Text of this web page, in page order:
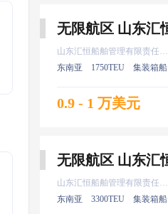
山东汇恒船舶管理有限责任公司
东南亚
1750TEU 集装箱船
0.9 - 1 万美元
山东汇恒船舶管理有限责任公司
东南亚
3300TEU 集装箱船